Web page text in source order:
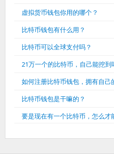
虚拟货币钱包你用的哪个？
比特币钱包有什么用？
比特币可以全球支付吗？
21万一个的比特币，自己能挖到
如何注册比特币钱包，拥有自己
比特币钱包是干嘛的？
要是现在有一个比特币，怎么才